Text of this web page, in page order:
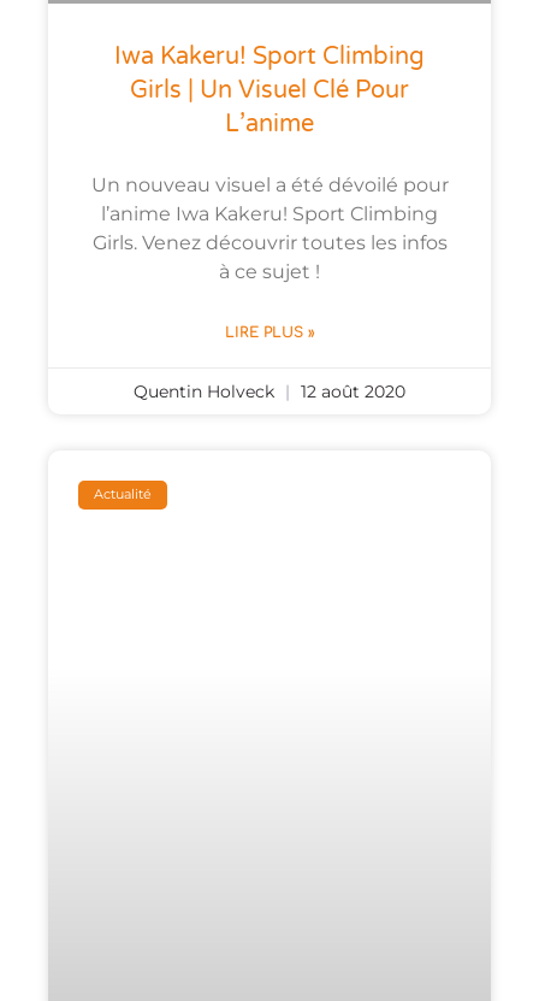
Iwa Kakeru! Sport Climbing
Girls | Un Visuel Clé Pour
L’anime
Un nouveau visuel a été dévoilé pour
l’anime Iwa Kakeru! Sport Climbing
Girls. Venez découvrir toutes les infos
à ce sujet !
LIRE PLUS »
Quentin Holveck 12 août 2020
Actualité